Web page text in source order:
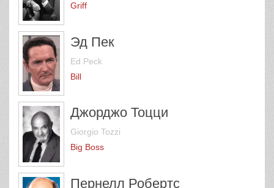
Griff
Эд Пек
Ed Peck
Bill
Джорджо Тоцци
Giorgio Tozzi
Big Boss
Пернелл Робертс